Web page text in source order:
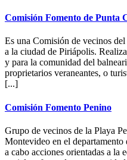
Comisión Fomento de Punta
Es una Comisión de vecinos
a la ciudad de Piriápolis.
y para la comunidad del
proprietarios veraneantes, o
[...]
Comisión Fomento Penino
Grupo de vecinos de la Playa
Montevideo en el departamento
a cabo acciones orientadas a la